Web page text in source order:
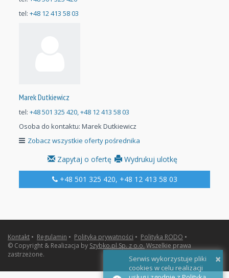
tel: +48 12 413 58 03
Marek Dutkiewicz
tel: +48 501 325 420, +48 12 413 58 03
Osoba do kontaktu: Marek Dutkiewicz
Zobacz wszystkie oferty pośrednika
Zapytaj o ofertę Wydrukuj ulotkę
+48 501 325 420, +48 12 413 58 03
Kontakt • Regulamin • Polityka prywatności • Polityka RODO •
© Copyright & Realizacja by Szybko.pl Sp. z o.o. Wszelkie prawa
zastrzeżone.
×
Serwis wykorzystuje pliki
cookies w celu realizacji